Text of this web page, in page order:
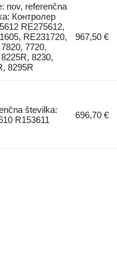
nov, referenčna
Контролер
RE275612,
RE231720,
7720,
8230,
8295R
967,50 €
številka:
R153611
696,70 €